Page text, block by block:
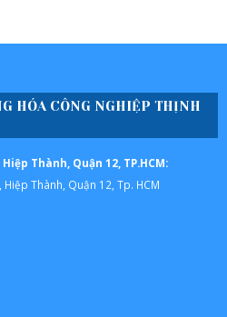
HÓA CÔNG NGHIỆP THỊNH
Thành, Quận 12, TP.HCM:
Thành, Quận 12, Tp. HCM